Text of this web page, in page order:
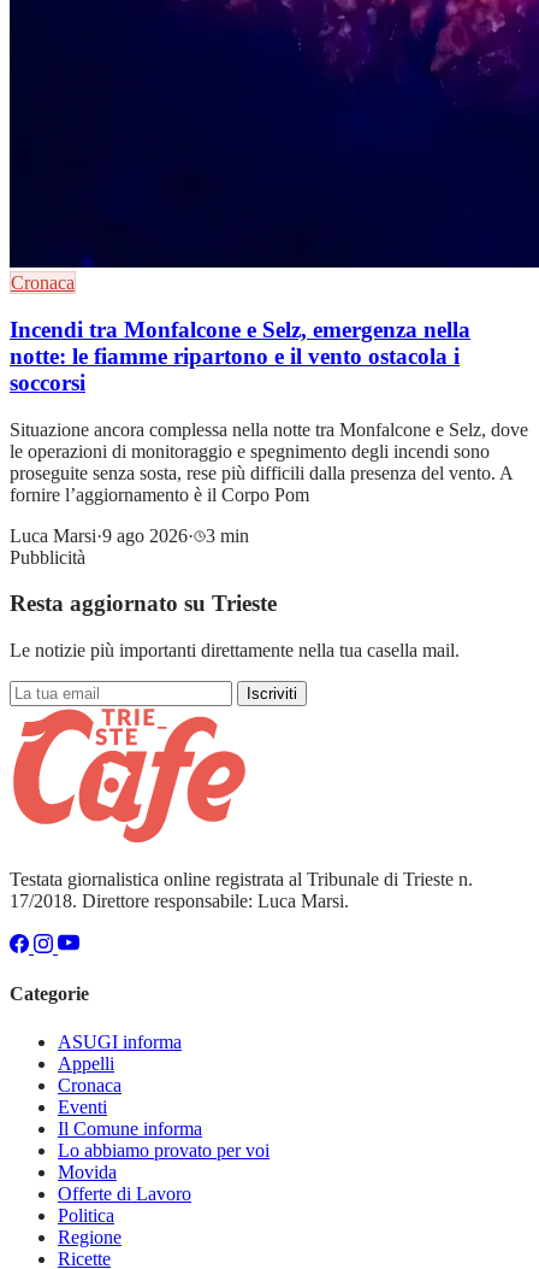
Cronaca
Incendi tra Monfalcone e Selz, emergenza nella
notte: le fiamme ripartono e il vento ostacola i
soccorsi
Situazione ancora complessa nella notte tra Monfalcone e Selz, dove
le operazioni di monitoraggio e spegnimento degli incendi sono
proseguite senza sosta, rese più difficili dalla presenza del vento. A
fornire l’aggiornamento è il Corpo Pom
Luca Marsi·9 ago 2026·
3 min
Pubblicità
Resta aggiornato su Trieste
Le notizie più importanti direttamente nella tua casella mail.
Iscriviti
Testata giornalistica online registrata al Tribunale di Trieste n.
17/2018. Direttore responsabile: Luca Marsi.
Categorie
ASUGI informa
Appelli
Cronaca
Eventi
Il Comune informa
Lo abbiamo provato per voi
Movida
Offerte di Lavoro
Politica
Regione
Ricette